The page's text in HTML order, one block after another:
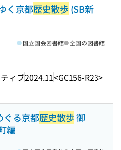
く京都歴史散歩 (SB新
ィブ2024.11<GC156-R23>
国立国会図書館 全国の図書館
ぐる京都歴史散歩御
編